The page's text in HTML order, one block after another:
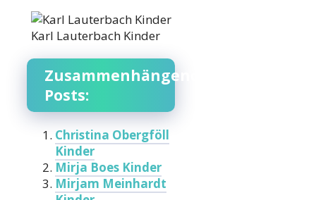
Karl Lauterbach Kinder
Zusammenhängende
Posts:
Christina Obergföll
Kinder
Mirja Boes Kinder
Mirjam Meinhardt